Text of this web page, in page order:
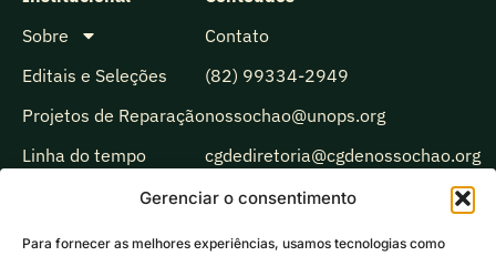
Gerenciar o consentimento
Para fornecer as melhores experiências, usamos tecnologias como
Sobre
Editais e Seleções
Projetos de Reparação
Linha do tempo
Observatório
Contato
(82) 99334-2949
nossochao@unops.org
cgdediretoria@cgdenossochao.org